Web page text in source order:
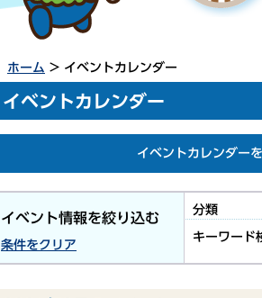
ホーム > イベントカレンダー
イベントカレンダー
イベントカレンダー
イベント情報を絞り込む
条件をクリア
分類
キーワード